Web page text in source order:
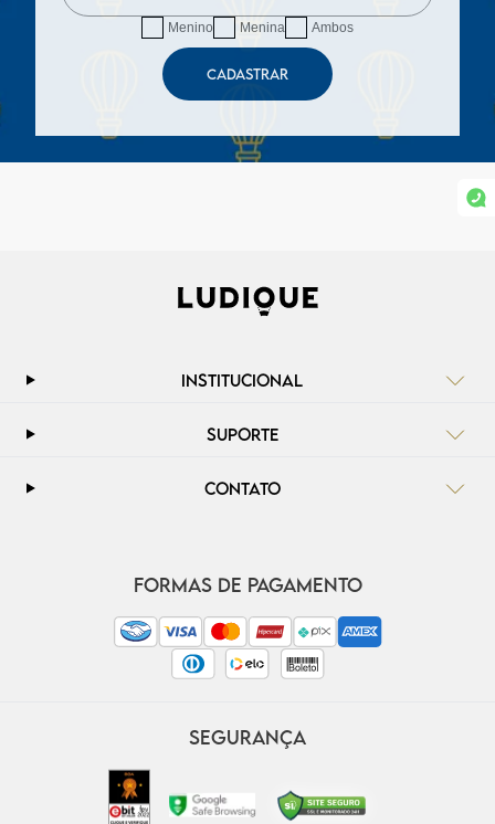
Menino Menina Ambos
CADASTRAR
INSTITUCIONAL
SUPORTE
CONTATO
FORMAS DE PAGAMENTO
SEGURANÇA